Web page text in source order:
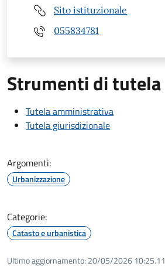
Sito istituzionale
055834781
Strumenti di tutela
Tutela amministrativa
Tutela giurisdizionale
Argomenti:
Urbanizzazione
Categorie:
Catasto e urbanistica
Ultimo aggiornamento: 20/05/2026 10:25.11